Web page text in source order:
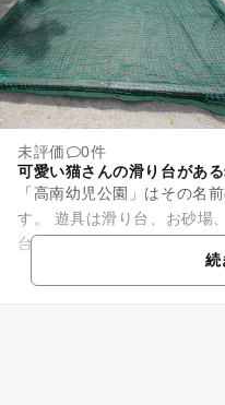
未評価
0件
可愛い猫さんの滑り台があ
「高南幼児公園」はその名
す。 遊具は滑り台、お砂場
台は猫の形をしており、と
人も見ているだけで和み...続